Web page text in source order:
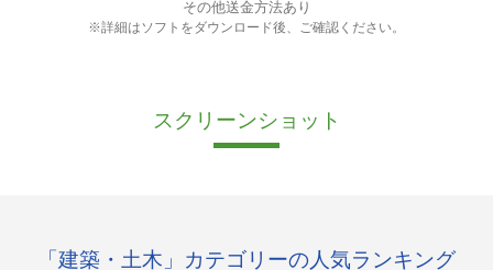
その他送金方法あり
※詳細はソフトをダウンロード後、ご確認ください。
スクリーンショット
「建築・土木」カテゴリーの人気ランキング